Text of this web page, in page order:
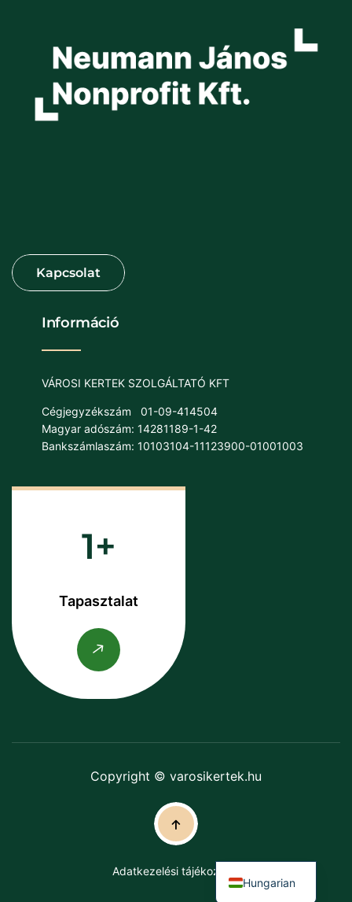
Információ
VÁROSI KERTEK SZOLGÁLTATÓ KFT
Cégjegyzékszám
01-09-414504
Magyar adószám: 14281189-1-42
Bankszámlaszám: 10103104-11123900-01001003
1
Tapasztalat
Copyright © varosikertek.hu
Adatkezelési tájékoztató
Hungarian